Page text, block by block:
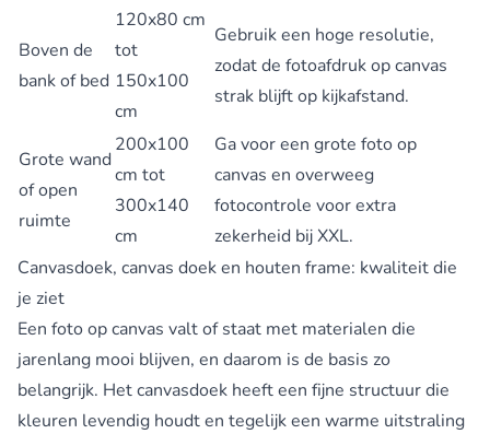
Boven de
bank of bed
120x80 cm
tot
150x100
cm
Gebruik een hoge resolutie,
zodat de fotoafdruk op canvas
strak blijft op kijkafstand.
Grote wand
of open
ruimte
200x100
cm tot
300x140
cm
Ga voor een grote foto op
canvas en overweeg
fotocontrole voor extra
zekerheid bij XXL.
Canvasdoek, canvas doek en houten frame: kwaliteit die
je ziet
Een foto op canvas valt of staat met materialen die
jarenlang mooi blijven, en daarom is de basis zo
belangrijk. Het canvasdoek heeft een fijne structuur die
kleuren levendig houdt en tegelijk een warme uitstraling